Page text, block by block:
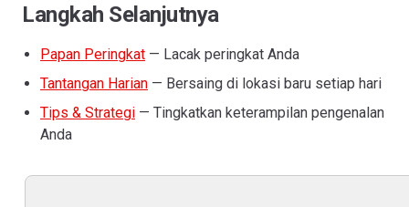
Langkah Selanjutnya
Papan Peringkat — Lacak peringkat Anda
Tantangan Harian — Bersaing di lokasi baru setiap hari
Tips & Strategi — Tingkatkan keterampilan pengenalan
Anda